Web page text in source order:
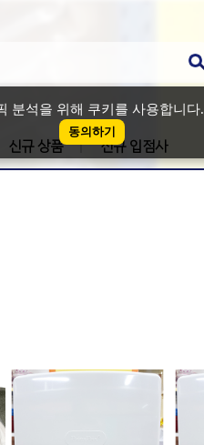
분석을 위해 쿠키를 사용합니다.
동의하기
신규 상품 신규 입점사